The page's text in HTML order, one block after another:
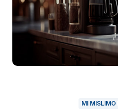
MI MISLIMO